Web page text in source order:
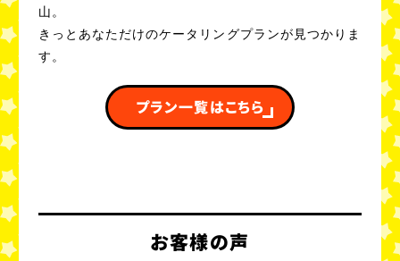
山。
きっとあなただけのケータリングプランが見つかりま
す。
プラン一覧はこちら
お客様の声